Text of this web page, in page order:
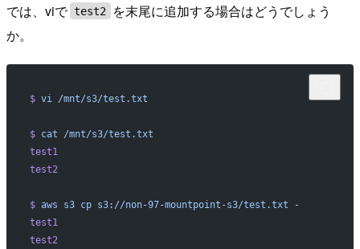
では、viで test2
を末尾に追加する場合はどうでしょう
か。
$ vi /mnt/s3/test.txt
$ cat /mnt/s3/test.txt
test1
test2
$ aws s3 cp s3://non-97-mountpoint-s3/test.txt -
test1
test2